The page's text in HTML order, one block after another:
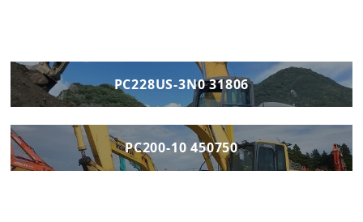
PC228US-3N0 31806
PC200-10 450750